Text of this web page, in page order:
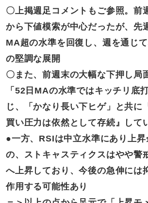
〇上掲週足コメントもご参照。前
から下値模索が中心だったが、先
MA超の水準を回復し、週を通じ
の堅調な展開
〇また、前週末の大幅な下押し局
「52日MAの水準ではキッチリ底
じ、「かなり長い下ヒゲ」と共に
買い圧力は依然として存続』して
●一方、RSIは中立水準にあり上
の、ストキャスティクスはやや警
へ上昇しており、今後の急伸には
作用する可能性あり